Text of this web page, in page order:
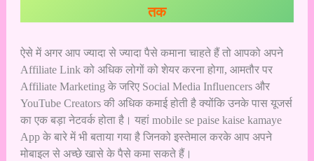
तक
ऐसे में अगर आप ज्यादा से ज्यादा पैसे कमाना चाहते हैं तो आपको अपने
Affiliate Link को अधिक लोगों को शेयर करना होगा, आमतौर पर
Affiliate Marketing के जरिए Social Media Influencers और
YouTube Creators की अधिक कमाई होती है क्योंकि उनके पास यूजर्स
का एक बड़ा नेटवर्क होता है। यहां mobile se paise kaise kamaye
App के बारे में भी बताया गया है जिनको इस्तेमाल करके आप अपने
मोबाइल से अच्छे खासे के पैसे कमा सकते हैं।